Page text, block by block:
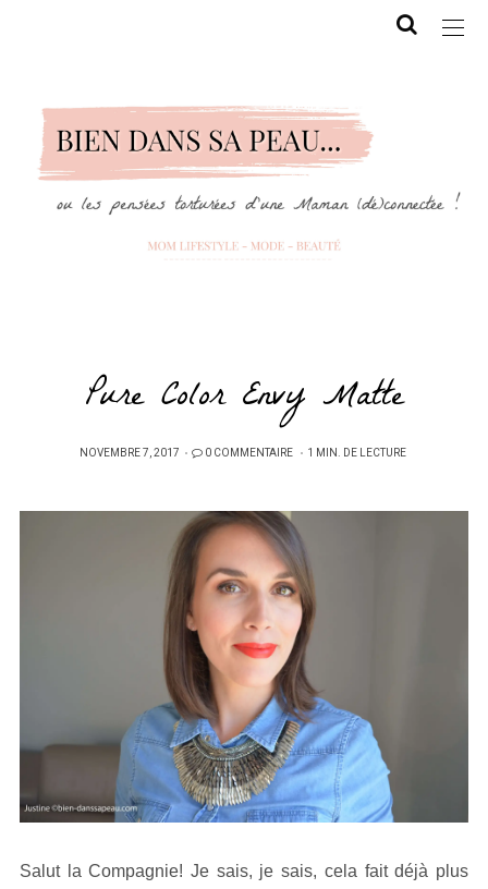
Pure Color Envy Matte
PUBLIÉ
NOVEMBRE 7, 2017 0 COMMENTAIRE 1 MIN. DE LECTURE
Salut la Compagnie! Je sais, je sais, cela fait déjà plus